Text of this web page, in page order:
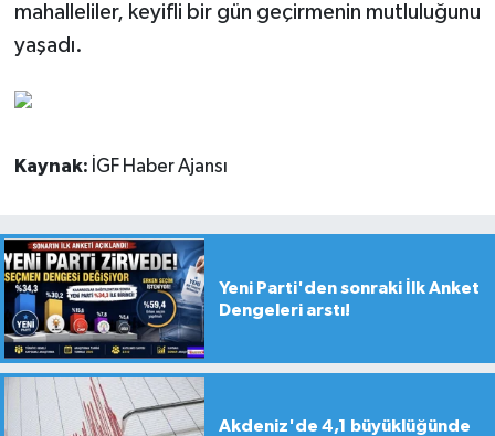
mahalleliler, keyifli bir gün geçirmenin mutluluğunu
yaşadı.
Kaynak: İGF Haber Ajansı
Yeni Parti'den sonraki İlk Anket
Dengeleri arstı!
Akdeniz'de 4,1 büyüklüğünde